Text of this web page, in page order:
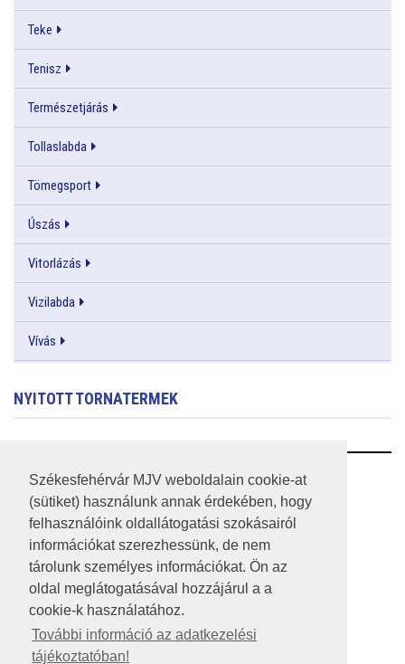
Székesfehérvár MJV weboldalain cookie-at
(sütiket) használunk annak érdekében, hogy
felhasználóink oldallátogatási szokásairól
információkat szerezhessünk, de nem
tárolunk személyes információkat. Ön az
oldal meglátogatásával hozzájárul a a
cookie-k használatához.
További információ az adatkezelési
tájékoztatóban!
Teke
Tenisz
Természetjárás
Tollaslabda
Tömegsport
Úszás
Vitorlázás
Vizilabda
Vívás
NYITOTT TORNATERMEK
RSS
A HONLAP 2017.03.31-I ÁLLAPOTA
JOGI NYILATKOZAT
IMPRESSZUM
KÖZÉRDEKŰ ADATOK